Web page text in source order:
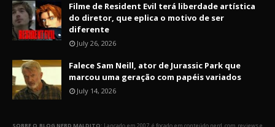
Filme de Resident Evil terá liberdade artística
do diretor, que eplica o motivo de ser
diferente
July 26, 2026
Falece Sam Neill, ator de Jurassic Park que
marcou uma geração com papéis variados
July 14, 2026